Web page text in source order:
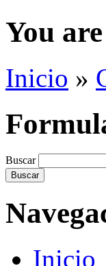
You
Inicio »
Buscar
Inicio